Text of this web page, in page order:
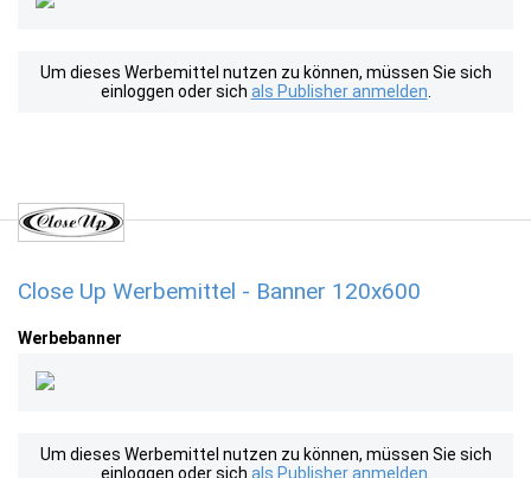
Um dieses Werbemittel nutzen zu können, müssen Sie sich
einloggen oder sich als Publisher anmelden
Close Up Werbemittel - Banner 120x600
Werbebanner
Um dieses Werbemittel nutzen zu können, müssen Sie sich
einloggen oder sich als Publisher anmelden